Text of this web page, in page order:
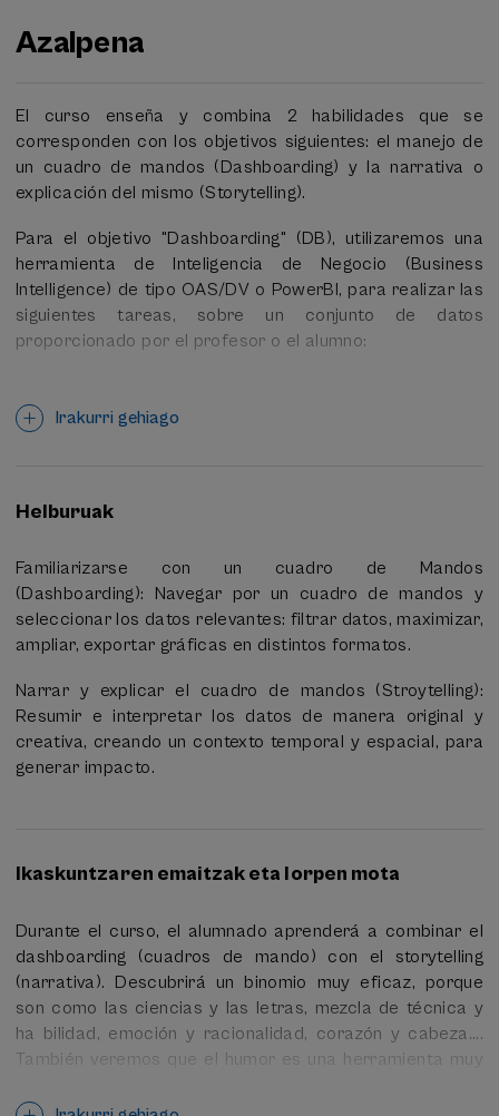
Azalpena
El curso enseña y combina 2 habilidades que se
corresponden con los objetivos siguientes: el manejo de
un cuadro de mandos (Dashboarding) y la narrativa o
explicación del mismo (Storytelling).
Para el objetivo "Dashboarding" (DB), utilizaremos una
herramienta de Inteligencia de Negocio (Business
Intelligence) de tipo OAS/DV o PowerBI, para realizar las
siguientes tareas, sobre un conjunto de datos
proporcionado por el profesor o el alumno:
atributos.
Exportar los datos seleccionados en Excel, pdf
Evaluar tarea/s de compañer@/s del curso
Para el objetivo "Storytelling" (ST), utilizaremos la
herramienta “taller” de eGelaPi para la entrega de
tareas y co evaluación por pares. Estas tareas
consisten en exportar un cuadro de mandos y
narrativas. Se valorará la creatividad y la originalidad de
las entregas.
Irakurri gehiago
Helburuak
Familiarizarse con un cuadro de Mandos
(Dashboarding): Navegar por un cuadro de mandos y
seleccionar los datos relevantes: filtrar datos, maximizar,
ampliar, exportar gráficas en distintos formatos.
Narrar y explicar el cuadro de mandos (Stroytelling):
Resumir e interpretar los datos de manera original y
creativa, creando un contexto temporal y espacial, para
generar impacto.
Ikaskuntzaren emaitzak eta lorpen mota
Durante el curso, el alumnado aprenderá a combinar el
dashboarding (cuadros de mando) con el storytelling
(narrativa). Descubrirá un binomio muy eficaz, porque
son como las ciencias y las letras, mezcla de técnica y
ha bilidad, emoción y racionalidad, corazón y cabeza....
También veremos que el humor es una herramienta muy
(evaluación por pares) es muy divertida y estimulante...